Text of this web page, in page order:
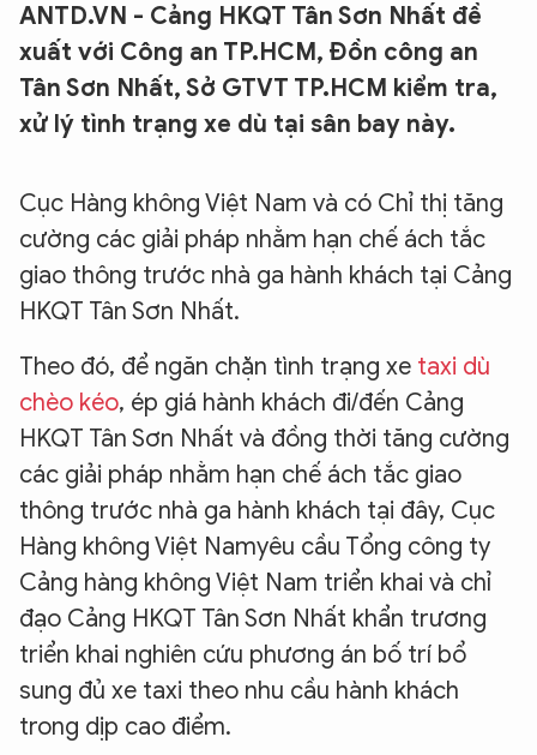
ANTD.VN - Cảng HKQT Tân Sơn Nhất đề
xuất với Công an TP.HCM, Đồn công an
Tân Sơn Nhất, Sở GTVT TP.HCM kiểm tra,
xử lý tình trạng xe dù tại sân bay này.
Cục Hàng không Việt Nam và có Chỉ thị tăng
cường các giải pháp nhằm hạn chế ách tắc
giao thông trước nhà ga hành khách tại Cảng
HKQT Tân Sơn Nhất.
Theo đó, để ngăn chặn tình trạng xe taxi dù
chèo kéo, ép giá hành khách đi/đến Cảng
HKQT Tân Sơn Nhất và đồng thời tăng cường
các giải pháp nhằm hạn chế ách tắc giao
thông trước nhà ga hành khách tại đây, Cục
Hàng không Việt Namyêu cầu Tổng công ty
Cảng hàng không Việt Nam triển khai và chỉ
đạo Cảng HKQT Tân Sơn Nhất khẩn trương
triển khai nghiên cứu phương án bố trí bổ
sung đủ xe taxi theo nhu cầu hành khách
trong dịp cao điểm.